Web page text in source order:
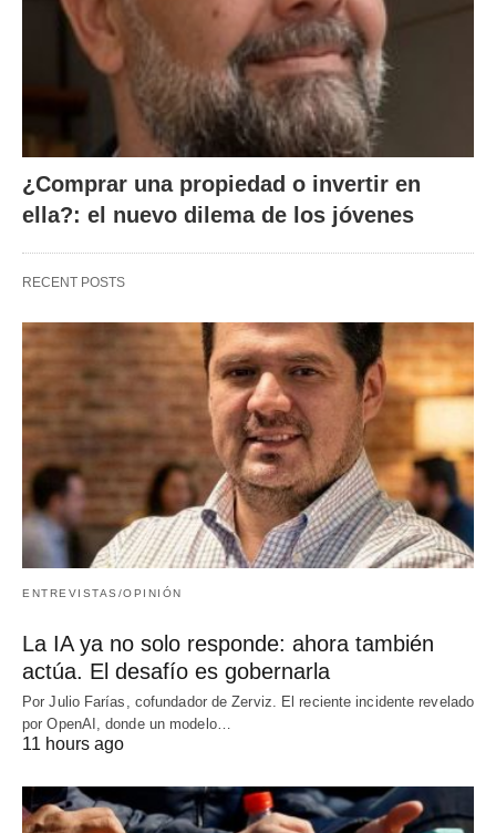
¿Comprar una propiedad o invertir en
ella?: el nuevo dilema de los jóvenes
RECENT POSTS
ENTREVISTAS/OPINIÓN
La IA ya no solo responde: ahora también
actúa. El desafío es gobernarla
Por Julio Farías, cofundador de Zerviz. El reciente incidente revelado
por OpenAI, donde un modelo…
11 hours ago